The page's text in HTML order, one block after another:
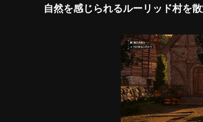
自然を感じられるルーリッド村を